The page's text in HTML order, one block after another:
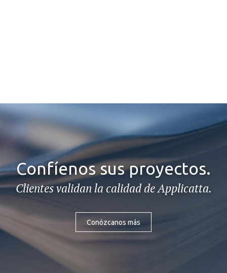
Confíenos sus proyectos.
Clientes validan la calidad de Applicatta.
Conózcanos más